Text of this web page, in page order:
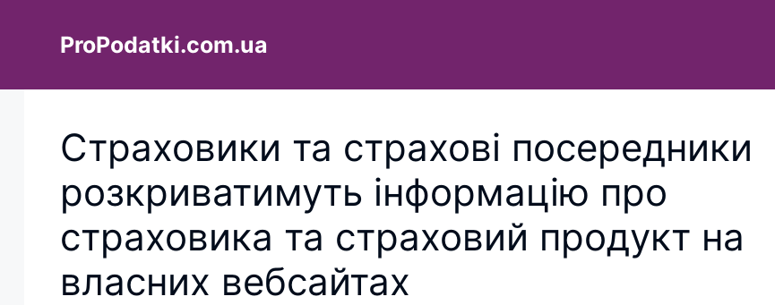
ProPodatki.com.ua
Страховики та страхові посередники
розкриватимуть інформацію про
страховика та страховий продукт на
власних вебсайтах